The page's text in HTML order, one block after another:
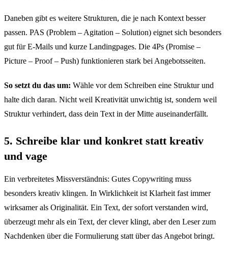
Daneben gibt es weitere Strukturen, die je nach Kontext besser
passen. PAS (Problem – Agitation – Solution) eignet sich besonders
gut für E-Mails und kurze Landingpages. Die 4Ps (Promise –
Picture – Proof – Push) funktionieren stark bei Angebotsseiten.
So setzt du das um: Wähle vor dem Schreiben eine Struktur und
halte dich daran. Nicht weil Kreativität unwichtig ist, sondern weil
Struktur verhindert, dass dein Text in der Mitte auseinanderfällt.
5. Schreibe klar und konkret statt kreativ
und vage
Ein verbreitetes Missverständnis: Gutes Copywriting muss
besonders kreativ klingen. In Wirklichkeit ist Klarheit fast immer
wirksamer als Originalität. Ein Text, der sofort verstanden wird,
überzeugt mehr als ein Text, der clever klingt, aber den Leser zum
Nachdenken über die Formulierung statt über das Angebot bringt.